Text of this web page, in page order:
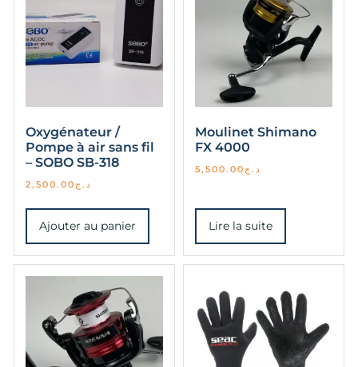
Oxygénateur /
Pompe à air sans fil
– SOBO SB-318
د.ج 2,500.00
Ajouter au panier
Moulinet Shimano
FX 4000
د.ج 5,500.00
Lire la suite